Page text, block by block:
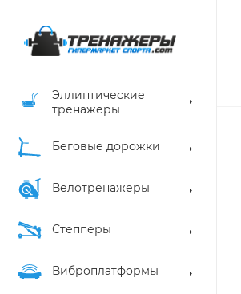
Эллиптические
тренажеры
Беговые дорожки
Велотренажеры
Степперы
Виброплатформы